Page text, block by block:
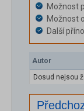
Možnost
Možnost
Další
Autor
Dosud nejsou